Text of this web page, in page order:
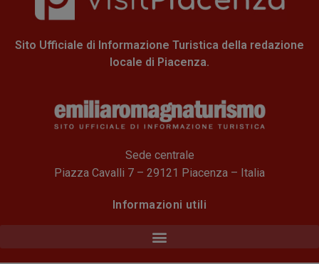
Sito Ufficiale di Informazione Turistica della redazione
locale di Piacenza.
Sede centrale
Piazza Cavalli 7 – 29121 Piacenza – Italia
Informazioni utili